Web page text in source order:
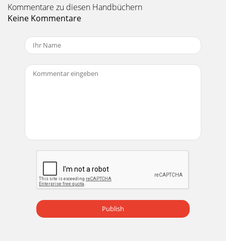
Kommentare zu diesen Handbüchern
Keine Kommentare
Publish